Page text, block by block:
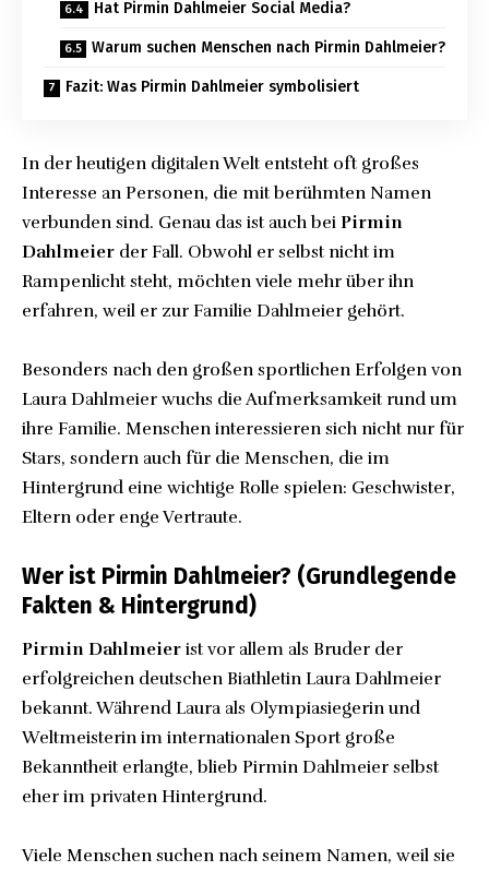
Hat Pirmin Dahlmeier Social Media?
Warum suchen Menschen nach Pirmin Dahlmeier?
Fazit: Was Pirmin Dahlmeier symbolisiert
In der heutigen digitalen Welt entsteht oft großes
Interesse an Personen, die mit berühmten Namen
verbunden sind. Genau das ist auch bei Pirmin
Dahlmeier der Fall. Obwohl er selbst nicht im
Rampenlicht steht, möchten viele mehr über ihn
erfahren, weil er zur Familie Dahlmeier gehört.
Besonders nach den großen sportlichen Erfolgen von
Laura Dahlmeier wuchs die Aufmerksamkeit rund um
ihre Familie. Menschen interessieren sich nicht nur für
Stars, sondern auch für die Menschen, die im
Hintergrund eine wichtige Rolle spielen: Geschwister,
Eltern oder enge Vertraute.
Wer ist Pirmin Dahlmeier? (Grundlegende
Fakten & Hintergrund)
Pirmin Dahlmeier ist vor allem als Bruder der
erfolgreichen deutschen Biathletin Laura Dahlmeier
bekannt. Während Laura als Olympiasiegerin und
Weltmeisterin im internationalen Sport große
Bekanntheit erlangte, blieb Pirmin Dahlmeier selbst
eher im privaten Hintergrund.
Viele Menschen suchen nach seinem Namen, weil sie